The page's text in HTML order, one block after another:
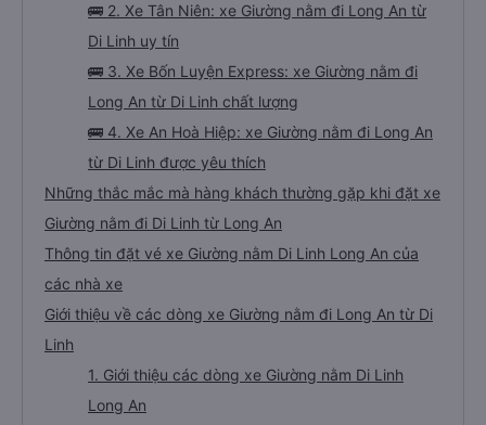
🚌 2. Xe Tân Niên: xe Giường nằm đi Long An từ
Di Linh uy tín
🚌 3. Xe Bốn Luyện Express: xe Giường nằm đi
Long An từ Di Linh chất lượng
🚌 4. Xe An Hoà Hiệp: xe Giường nằm đi Long An
từ Di Linh được yêu thích
Những thắc mắc mà hàng khách thường gặp khi đặt xe
Giường nằm đi Di Linh từ Long An
Thông tin đặt vé xe Giường nằm Di Linh Long An của
các nhà xe
Giới thiệu về các dòng xe Giường nằm đi Long An từ Di
Linh
1. Giới thiệu các dòng xe Giường nằm Di Linh
Long An